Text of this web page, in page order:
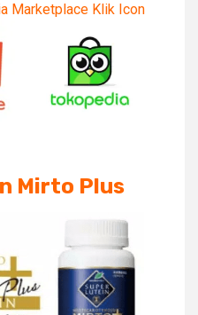
Marketplace Klik Icon
Mirto Plus